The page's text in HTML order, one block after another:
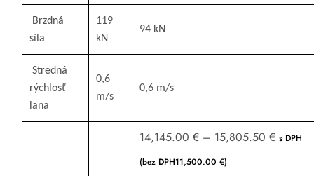
Brzdná
síla
119
kN
94 kN
Stredná
rýchlosť
lana
0,6
m/s
0,6 m/s
14,145.00 € – 15,805.50 € s DPH
(bez DPH11,500.00 €)